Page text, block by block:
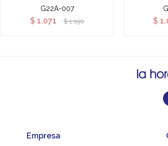
G22A-007
$ 1.071 $ 1.190 $
Empresa